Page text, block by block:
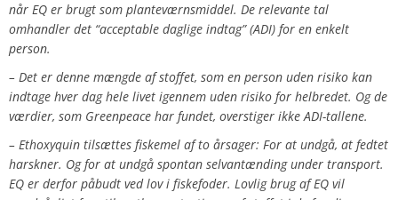
når EQ er brugt som planteværnsmiddel. De relevante tal
omhandler det “acceptable daglige indtag” (ADI) for en enkelt
person.
– Det er denne mængde af stoffet, som en person uden risiko kan
indtage hver dag hele livet igennem uden risiko for helbredet. Og de
værdier, som Greenpeace har fundet, overstiger ikke ADI-tallene.
– Ethoxyquin tilsættes fiskemel af to årsager: For at undgå, at fedtet
harskner. Og for at undgå spontan selvantænding under transport.
EQ er derfor påbudt ved lov i fiskefoder. Lovlig brug af EQ vil